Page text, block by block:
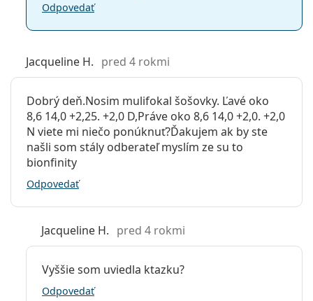
Odpovedať
Jacqueline H. pred 4 rokmi
Dobrý deň.Nosim mulifokal šošovky. Ľavé oko
8,6 14,0 +2,25. +2,0 D,Práve oko 8,6 14,0 +2,0. +2,0
N viete mi niečo ponúknuť?Ďakujem ak by ste
našli som stály odberateľ myslím ze su to
bionfinity
Odpovedať
Jacqueline H. pred 4 rokmi
Vyššie som uviedla ktazku?
Odpovedať